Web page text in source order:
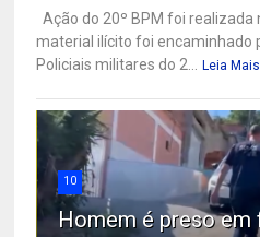
Ação do 20º BPM foi realizada
material ilícito foi encaminhado
Policiais militares do 2... Leia Mais
10
Homem é preso em